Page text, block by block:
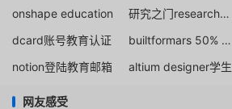
onshape education
研究之门researchgate
dcard账号教育认证
builtformars 50% discount
notion登陆教育邮箱
altium designer学生
网友感受